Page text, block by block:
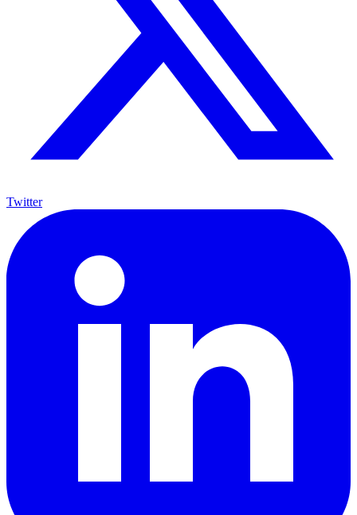
Twitter